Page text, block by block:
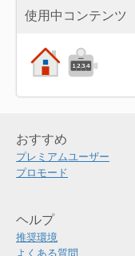
使用中コンテンツ
おすすめ
プレミアムユーザー
プロモード
ヘルプ
推奨環境
よくある質問